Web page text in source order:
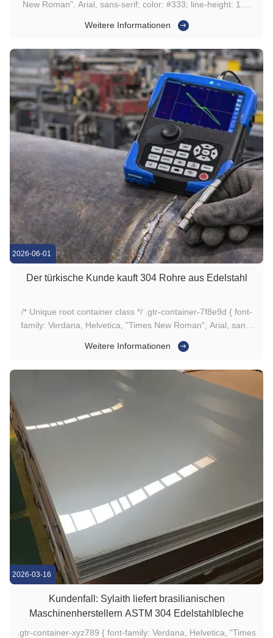
New Roman", Arial, sans-serif; color: #333; line-height: 1.6;
.gtr-container-7f8e9d p { font-size: 14px; margin-bottom:
Weitere Informationen
2026-06-01
Der türkische Kunde kauft 304 Rohre aus Edelstahl
/* Unique root container class */ .gtr-container-7f8e9d { font-
family: Verdana, Helvetica, "Times New Roman", Arial, sans-
border-box; max-width: 100%; overflow-x: hidden; } /*
Weitere Informationen
2026-03-16
Kundenfall: Sylaith liefert brasilianischen
Maschinenherstellern ASTM 304 Edelstahlbleche
.gtr-container-xyz789 { font-family: Verdana, Helvetica, "Times